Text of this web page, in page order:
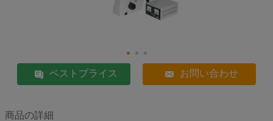
ベストプライス お問い合わせ
商品の詳細